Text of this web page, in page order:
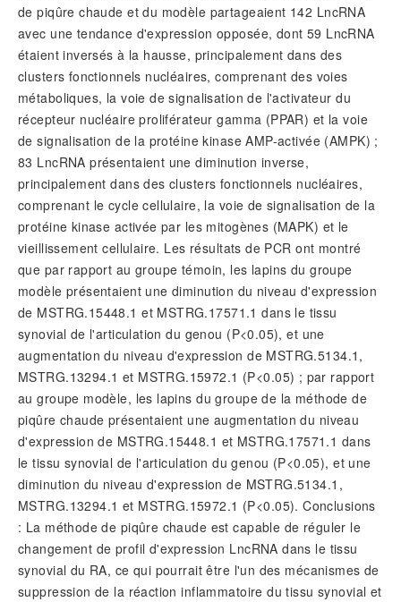
de piqûre chaude et du modèle partageaient 142 LncRNA
avec une tendance d'expression opposée, dont 59 LncRNA
étaient inversés à la hausse, principalement dans des
clusters fonctionnels nucléaires, comprenant des voies
métaboliques, la voie de signalisation de l'activateur du
récepteur nucléaire proliférateur gamma (PPAR) et la voie
de signalisation de la protéine kinase AMP-activée (AMPK) ;
83 LncRNA présentaient une diminution inverse,
principalement dans des clusters fonctionnels nucléaires,
comprenant le cycle cellulaire, la voie de signalisation de la
protéine kinase activée par les mitogènes (MAPK) et le
vieillissement cellulaire. Les résultats de PCR ont montré
que par rapport au groupe témoin, les lapins du groupe
modèle présentaient une diminution du niveau d'expression
de MSTRG.15448.1 et MSTRG.17571.1 dans le tissu
synovial de l'articulation du genou (P<0.05), et une
augmentation du niveau d'expression de MSTRG.5134.1,
MSTRG.13294.1 et MSTRG.15972.1 (P<0.05) ; par rapport
au groupe modèle, les lapins du groupe de la méthode de
piqûre chaude présentaient une augmentation du niveau
d'expression de MSTRG.15448.1 et MSTRG.17571.1 dans
le tissu synovial de l'articulation du genou (P<0.05), et une
diminution du niveau d'expression de MSTRG.5134.1,
MSTRG.13294.1 et MSTRG.15972.1 (P<0.05). Conclusions
: La méthode de piqûre chaude est capable de réguler le
changement de profil d'expression LncRNA dans le tissu
synovial du RA, ce qui pourrait être l'un des mécanismes de
suppression de la réaction inflammatoire du tissu synovial et